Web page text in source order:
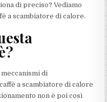
di preciso? Vediamo
a scambiatore di calore.
di
a scambiatore di calore
non è poi così